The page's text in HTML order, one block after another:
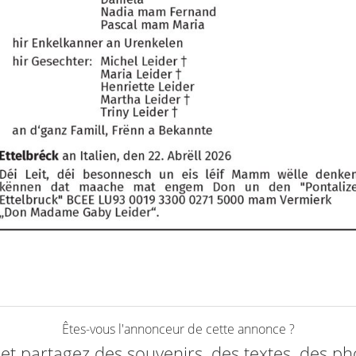
Êtes-vous l'annonceur de cette annonce ?